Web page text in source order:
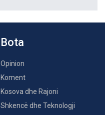
Bota
Opinion
Koment
Kosova dhe Rajoni
Shkencë dhe Teknologji